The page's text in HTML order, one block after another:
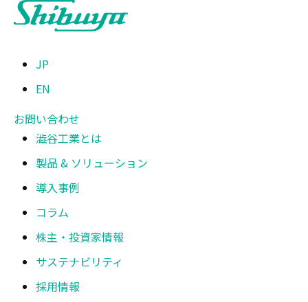
JP
EN
お問い合わせ
澁谷工業とは
製品 & ソリューション
導入事例
コラム
株主・投資家情報
サステナビリティ
採用情報